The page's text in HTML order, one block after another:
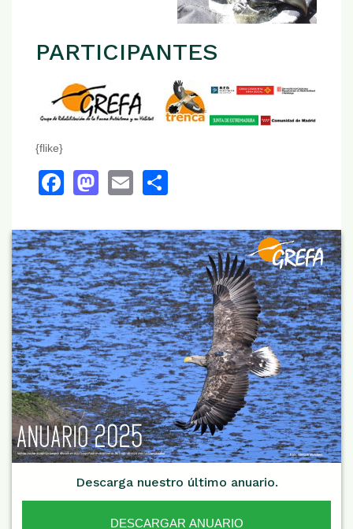
PARTICIPANTES
{flike}
Facebook
Mastodon
Email
Descarga nuestro último anuario.
DESCARGAR ANUARIO